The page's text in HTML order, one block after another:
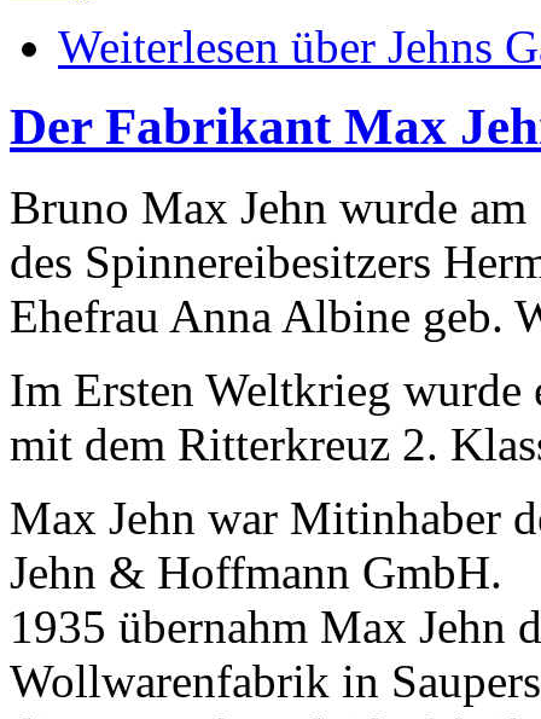
Weiterlesen über Jehns
Der Fabrikant Max
Bruno Max Jehn wurde
des Spinnereibesitzers
Ehefrau Anna Albine geb.
Im Ersten Weltkrieg wurde
mit dem Ritterkreuz 2.
Max Jehn war Mitinhaber
Jehn & Hoffmann GmbH.
1935 übernahm Max Jehn
Wollwarenfabrik in